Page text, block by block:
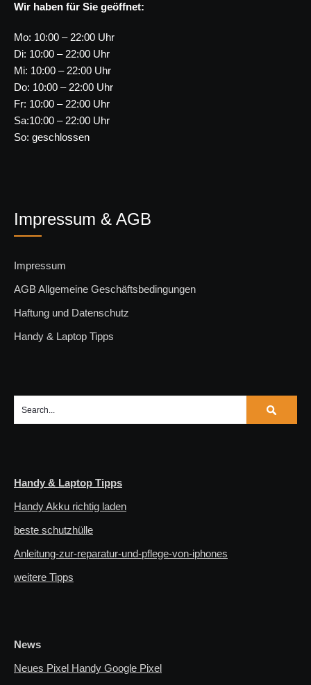
Wir haben für Sie geöffnet:
Mo: 10:00 – 22:00 Uhr
Di: 10:00 – 22:00 Uhr
Mi: 10:00 – 22:00 Uhr
Do: 10:00 – 22:00 Uhr
Fr: 10:00 – 22:00 Uhr
Sa:10:00 – 22:00 Uhr
So: geschlossen
Impressum & AGB
Impressum
AGB Allgemeine Geschäftsbedingungen
Haftung und Datenschutz
Handy & Laptop Tipps
Handy & Laptop Tipps
Handy Akku richtig laden
beste schutzhülle
Anleitung-zur-reparatur-und-pflege-von-iphones
weitere Tipps
News
Neues Pixel Handy Google Pixel